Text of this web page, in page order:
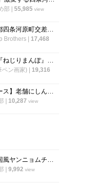
部 55,985 view
【悲報】京都四条河原町交差点の名物店が９０年の歴史に幕！高島屋くぼ地「池善化粧品店」
Brothers| 17,468
京都にある『ねじりまんぽ』とは何ぞや？
ペン画家) 19,316
【京都ニュース】老舗にしんそば店「松葉北店」の跡地に牛カツ専門店がオープン
10,287 view
簡単！「韓国風ヤンニョムチキン」の作り方！京都の人気韓国料理店『ナム』に教わりました！
9,992 view